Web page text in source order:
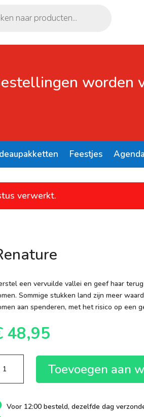
worden
Feestjes Agenda
verwerkt.
een vervuilde vallei en geef haar
Sommige stukken land zijn meer
aan spenderen, met het risico op een
48,95
Toevoegen aan
Voor 12:00 besteld, dezelfde dag